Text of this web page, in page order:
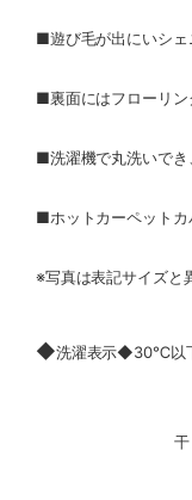
■遊び毛が出にいシェ
■裏面にはフローリン
■洗濯機で丸洗いでき
■ホットカーペットカ
※写真は表記サイズと
◆洗濯表示◆30℃以下
（洗濯機使用
干し方=日陰